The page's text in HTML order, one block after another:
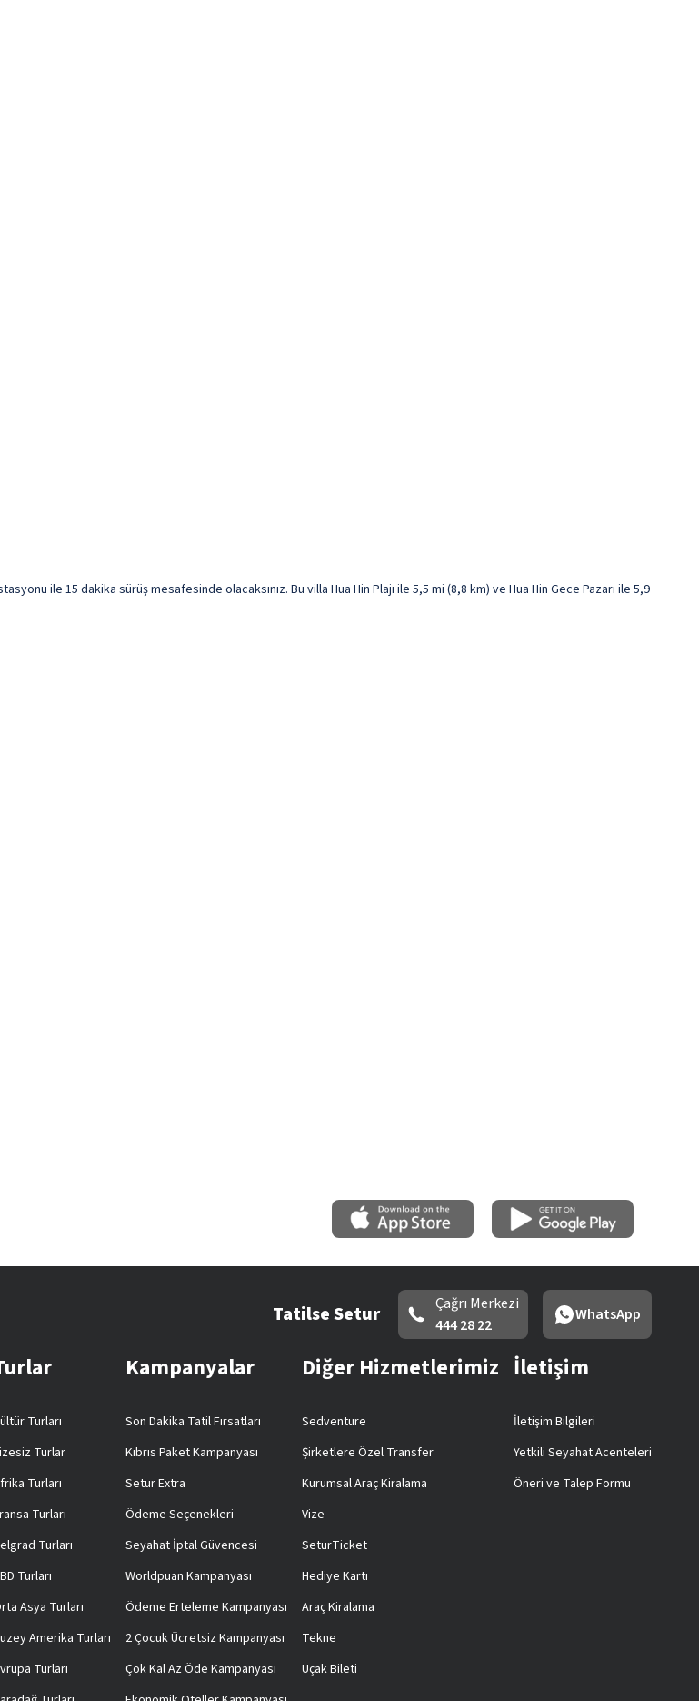
ile 15 dakika sürüş mesafesinde olacaksınız. Bu villa Hua Hin Plajı ile 5,5 mi (8,8 km) ve Hua Hin Gece Pazarı ile 5,9
Tatilse Setur
Çağrı Merkezi
444 28 22
WhatsApp
Turları
Turlar
Turları
Turları
Turları
Turları
Asya Turları
Amerika Turları
Turları
Kampanyalar
Son Dakika Tatil Fırsatları
Kıbrıs Paket Kampanyası
Setur Extra
Ödeme Seçenekleri
Seyahat İptal Güvencesi
Worldpuan Kampanyası
Ödeme Erteleme Kampanyası
2 Çocuk Ücretsiz Kampanyası
Çok Kal Az Öde Kampanyası
Diğer Hizmetlerimiz
Sedventure
Şirketlere Özel Transfer
Kurumsal Araç Kiralama
Vize
SeturTicket
Hediye Kartı
Araç Kiralama
Tekne
Uçak Bileti
İletişim
İletişim Bilgileri
Yetkili Seyahat Acenteleri
Öneri ve Talep Formu